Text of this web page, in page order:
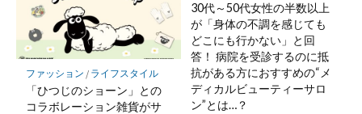
ファッション / ライフスタイル
「ひつじのショーン」との
コラボレーション雑貨がサ
30代～50代女性の半数以上
が「身体の不調を感じても
どこにも行かない」と回
答！ 病院を受診するのに抵
抗がある方におすすめの“メ
ディカルビューティーサロ
ン”とは…？